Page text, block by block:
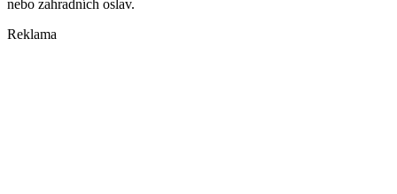
nebo zahradních oslav.
Reklama